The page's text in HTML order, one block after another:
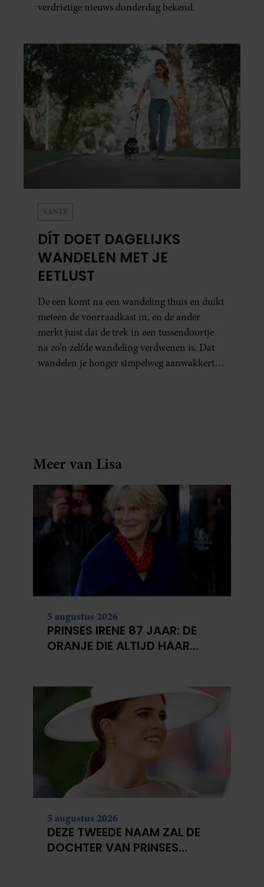
verdrietige nieuws donderdag bekend.
SANTE
DÍT DOET DAGELIJKS
WANDELEN MET JE
EETLUST
De een komt na een wandeling thuis en duikt
meteen de voorraadkast in, en de ander
merkt juist dat de trek in een tussendoortje
na zo’n zelfde wandeling verdwenen is. Dat
wandelen je honger simpelweg aanwakkert,
Meer van Lisa
5 augustus 2026
PRINSES IRENE 87 JAAR: DE
ORANJE DIE ALTIJD HAAR
5 augustus 2026
DEZE TWEEDE NAAM ZAL DE
DOCHTER VAN PRINSES